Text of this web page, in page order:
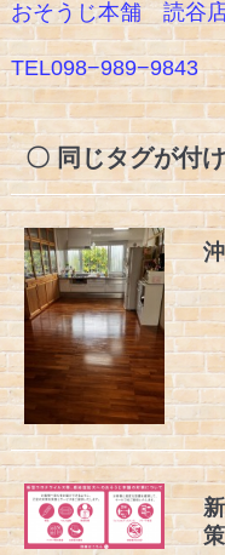
おそうじ本舗 読谷
TEL098−989−9843
同じタグが付